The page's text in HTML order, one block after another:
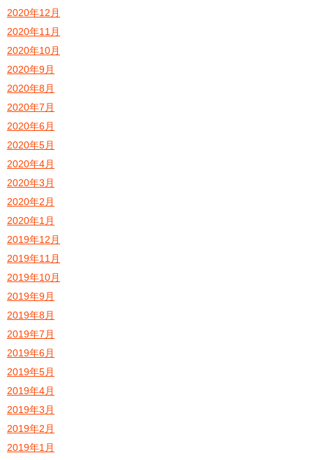
2020年12月
2020年11月
2020年10月
2020年9月
2020年8月
2020年7月
2020年6月
2020年5月
2020年4月
2020年3月
2020年2月
2020年1月
2019年12月
2019年11月
2019年10月
2019年9月
2019年8月
2019年7月
2019年6月
2019年5月
2019年4月
2019年3月
2019年2月
2019年1月